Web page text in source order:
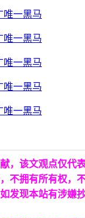
，该文观点仅代
不拥有所有权，
发现本站有涉嫌